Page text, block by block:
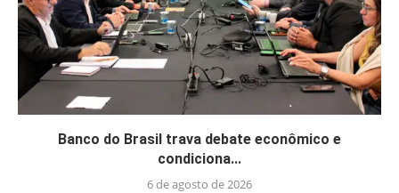
Banco do Brasil trava debate econômico e
condiciona...
6 de agosto de 2026